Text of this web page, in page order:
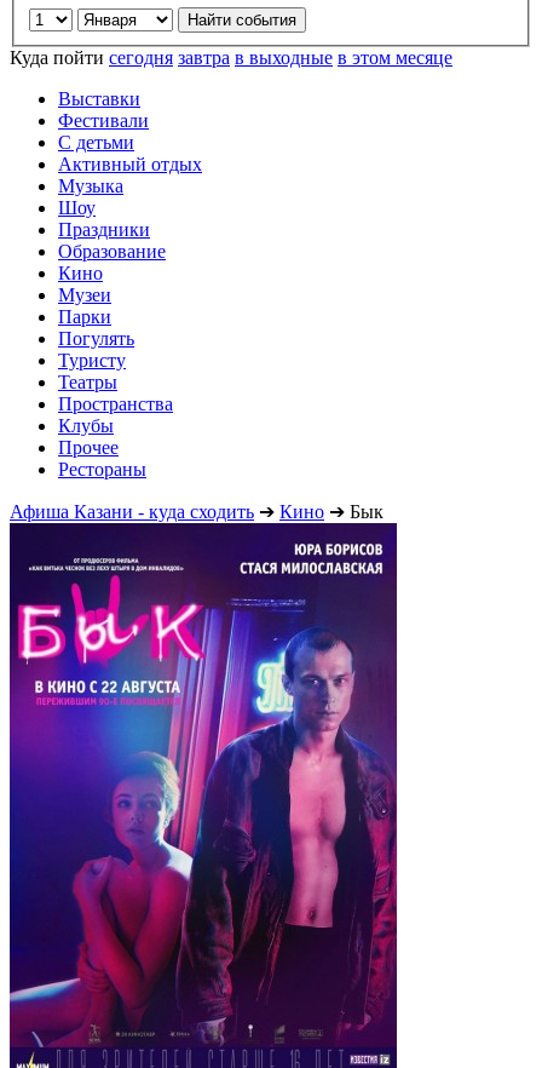
Куда пойти сегодня завтра в выходные в этом месяце
Выставки
Фестивали
С детьми
Активный отдых
Музыка
Шоу
Праздники
Образование
Кино
Музеи
Парки
Погулять
Туристу
Театры
Пространства
Клубы
Прочее
Рестораны
Афиша Казани - куда сходить ➔ Кино ➔ Бык